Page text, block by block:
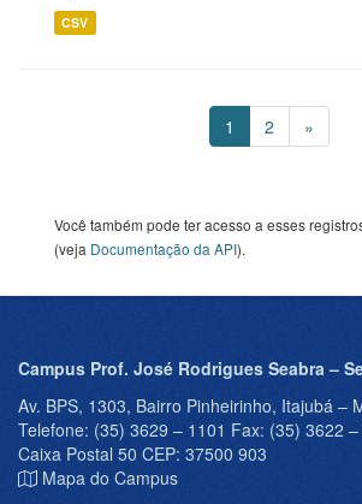
CSV
1 2 »
Você também pode ter acesso a esses
(veja Documentação da API).
Campus Prof. José Rodrigues Seabra –
Av. BPS, 1303, Bairro Pinheirinho, Itajubá –
Telefone: (35) 3629 – 1101 Fax: (35) 3622
Caixa Postal 50 CEP: 37500 903
Mapa do Campus